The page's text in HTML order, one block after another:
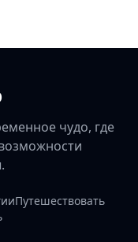
чудо, где
Путешествовать